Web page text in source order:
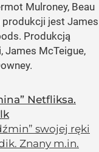
Mulroney, Beau
produkcji jest James
Produkcją
James McTeigue,
Netfliksa.
swojej ręki
Znany m.in.